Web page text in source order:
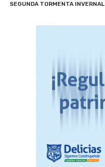
SEGUNDA TORMENTA INVERNAL